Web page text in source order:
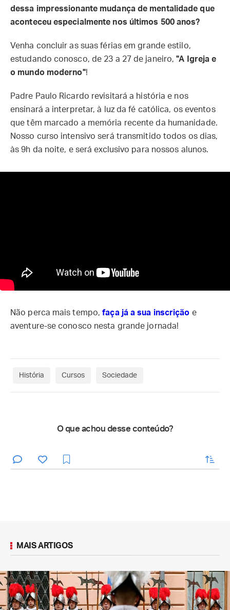
dessa impressionante mudança de mentalidade que
aconteceu especialmente nos últimos 500 anos?
Venha concluir as suas férias em grande estilo,
estudando conosco, de 23 a 27 de janeiro,"A Igreja e
o mundo moderno"!
Padre Paulo Ricardo revisitará a história e nos
ensinará a interpretar, à luz da fé católica, os eventos
que têm marcado a memória recente da humanidade.
Nosso curso intensivo será transmitido todos os dias,
às 9h da noite, e será exclusivo para nossos alunos.
Não perca mais tempo,faça já a sua inscrição e
aventure-se conosco nesta grande jornada!
História Cursos Sociedade
O que achou desse conteúdo?
enviar
MAIS ARTIGOS